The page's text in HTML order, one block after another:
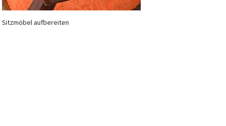
Sitzmöbel aufbereiten